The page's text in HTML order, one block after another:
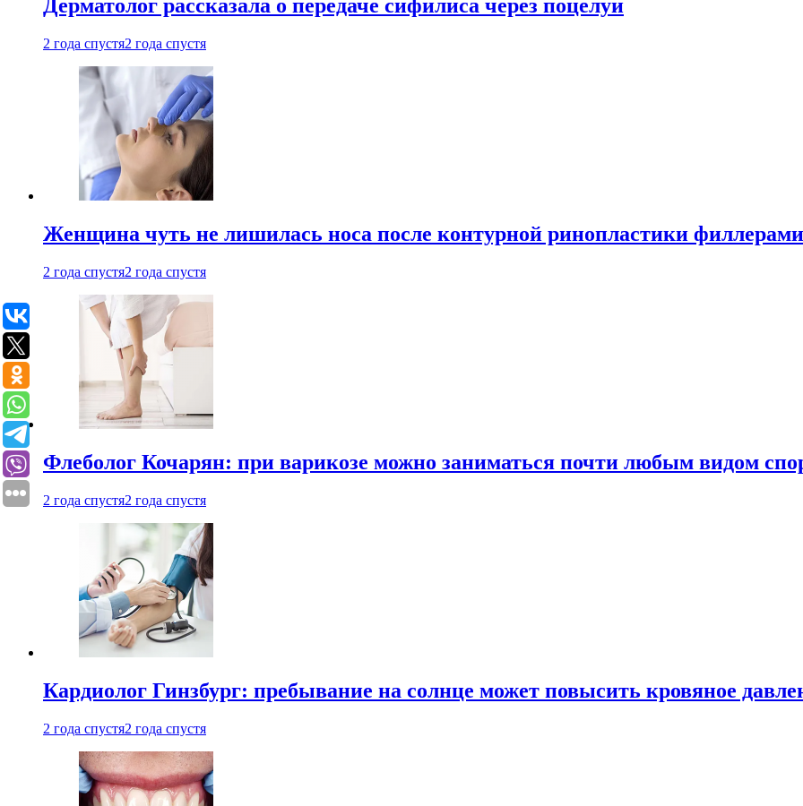
Дерматолог рассказала о передаче сифилиса через поцелуи
2 года спустя2 года спустя
Женщина чуть не лишилась носа после контурной ринопластики филлерами
2 года спустя2 года спустя
Флеболог Кочарян: при варикозе можно заниматься почти любым видом
2 года спустя2 года спустя
Кардиолог Гинзбург: пребывание на солнце может повысить кровяное
2 года спустя2 года спустя